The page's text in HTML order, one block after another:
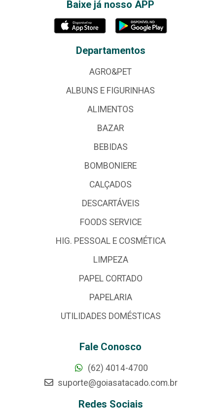
Baixe já nosso APP
Departamentos
AGRO&PET
ALBUNS E FIGURINHAS
ALIMENTOS
BAZAR
BEBIDAS
BOMBONIERE
CALÇADOS
DESCARTÁVEIS
FOODS SERVICE
HIG. PESSOAL E COSMÉTICA
LIMPEZA
PAPEL CORTADO
PAPELARIA
UTILIDADES DOMÉSTICAS
Fale Conosco
(62) 4014-4700
suporte@goiasatacado.com.br
Redes Sociais